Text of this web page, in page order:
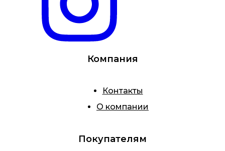
Компания
Контакты
О компании
Покупателям